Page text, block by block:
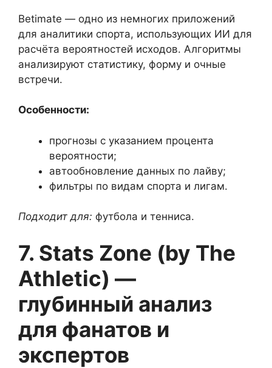
Betimate — одно из немногих приложений
для аналитики спорта, использующих ИИ для
расчёта вероятностей исходов. Алгоритмы
анализируют статистику, форму и очные
встречи.
Особенности:
прогнозы с указанием процента
вероятности;
автообновление данных по лайву;
фильтры по видам спорта и лигам.
Подходит для: футбола и тенниса.
7. Stats Zone (by The
Athletic) —
глубинный анализ
для фанатов и
экспертов